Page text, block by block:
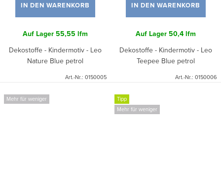
IN DEN WARENKORB
Auf Lager55,55 lfm
Dekostoffe - Kindermotiv - Leo
Nature Blue petrol
Art.-Nr.: 0150005
IN DEN WARENKORB
Auf Lager50,4 lfm
Dekostoffe - Kindermotiv - Leo
Teepee Blue petrol
Art.-Nr.: 0150006
Mehr für weniger
Tipp
Mehr für weniger